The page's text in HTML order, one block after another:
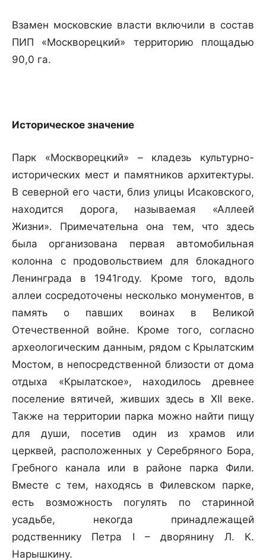
Взамен московские власти включили в состав
ПИП «Москворецкий» территорию площадью
90,0 га.
Историческое значение
Парк «Москворецкий» – кладезь культурно-
исторических мест и памятников архитектуры.
В северной его части, близ улицы Исаковского,
находится дорога, называемая «Аллеей
Жизни». Примечательна она тем, что здесь
была организована первая автомобильная
колонна с продовольствием для блокадного
Ленинграда в 1941году. Кроме того, вдоль
аллеи сосредоточены несколько монументов, в
память о павших воинах в Великой
Отечественной войне. Кроме того, согласно
археологическим данным, рядом с Крылатским
Мостом, в непосредственной близости от дома
отдыха «Крылатское», находилось древнее
поселение вятичей, живших здесь в XII веке.
Также на территории парка можно найти пищу
для души, посетив один из храмов или
церквей, расположенных у Серебряного Бора,
Гребного канала или в районе парка Фили.
Вместе с тем, находясь в Филевском парке,
есть возможность погулять по старинной
усадьбе, некогда принадлежащей
родственнику Петра I – дворянину Л. К.
Нарышкину.